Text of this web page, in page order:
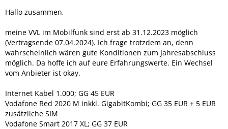
Hallo zusammen,
meine VVL im Mobilfunk sind erst ab 31.12.2023 möglich
(Vertragsende 07.04.2024). Ich frage trotzdem an, denn
wahrscheinlich wären gute Konditionen zum Jahresabschluss
möglich. Da hoffe ich auf eure Erfahrungswerte. Ein Wechsel
vom Anbieter ist okay.
Internet Kabel 1.000; GG 45 EUR
Vodafone Red 2020 M inkkl. GigabitKombi; GG 35 EUR + 5 EUR
zusätzliche SIM
Vodafone Smart 2017 XL; GG 37 EUR